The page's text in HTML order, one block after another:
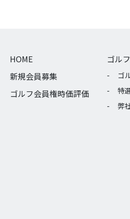
HOME
新規会員募集
ゴルフ会員権時価評価
ゴル
ゴ
特
弊